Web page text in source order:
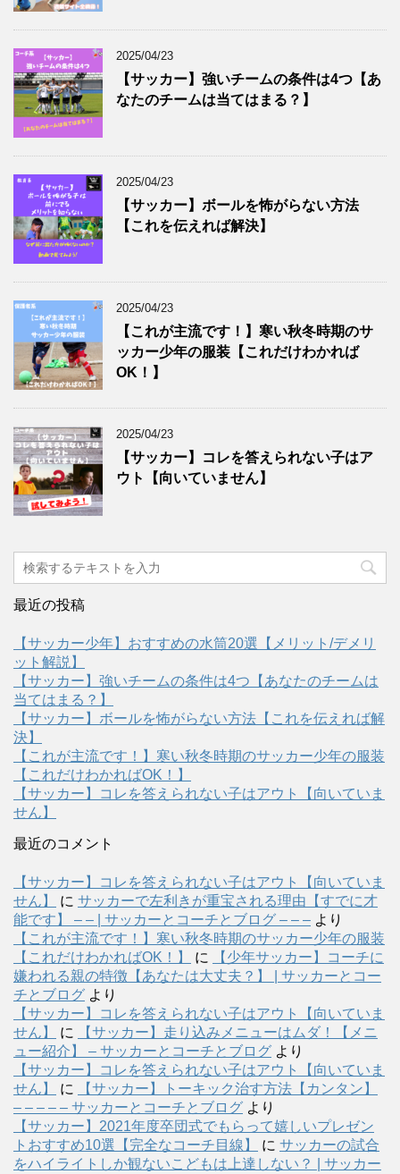
2025/04/23
【サッカー】強いチームの条件は4つ【あ
なたのチームは当てはまる？】
2025/04/23
【サッカー】ボールを怖がらない方法
【これを伝えれば解決】
2025/04/23
【これが主流です！】寒い秋冬時期のサ
ッカー少年の服装【これだけわかれば
OK！】
2025/04/23
【サッカー】コレを答えられない子はア
ウト【向いていません】
最近の投稿
【サッカー少年】おすすめの水筒20選【メリット/デメリ
ット解説】
【サッカー】強いチームの条件は4つ【あなたのチームは
当てはまる？】
【サッカー】ボールを怖がらない方法【これを伝えれば解
決】
【これが主流です！】寒い秋冬時期のサッカー少年の服装
【これだけわかればOK！】
【サッカー】コレを答えられない子はアウト【向いていま
せん】
最近のコメント
【サッカー】コレを答えられない子はアウト【向いていま
せん】
に サッカーで左利きが重宝される理由【すでに才
能です】 – – | サッカーとコーチとブログ – – – より
【これが主流です！】寒い秋冬時期のサッカー少年の服装
【これだけわかればOK！】
に
【少年サッカー】コーチに
嫌われる親の特徴【あなたは大丈夫？】 | サッカーとコー
チとブログ より
【サッカー】コレを答えられない子はアウト【向いていま
せん】
に
【サッカー】走り込みメニューはムダ！【メニ
ュー紹介】 – サッカーとコーチとブログ より
【サッカー】コレを答えられない子はアウト【向いていま
せん】
に
【サッカー】トーキック治す方法【カンタン】
– – – – – サッカーとコーチとブログ より
【サッカー】2021年度卒団式でもらって嬉しいプレゼン
トおすすめ10選【完全なコーチ目線】
に サッカーの試合
をハイライトしか観ないこどもは上達しない？ | サッカー